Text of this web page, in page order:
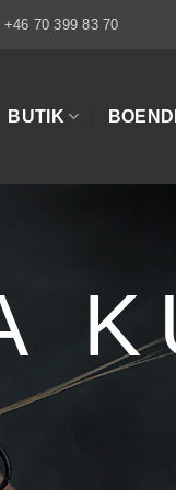
+46 70 399 83 70
BUTIK